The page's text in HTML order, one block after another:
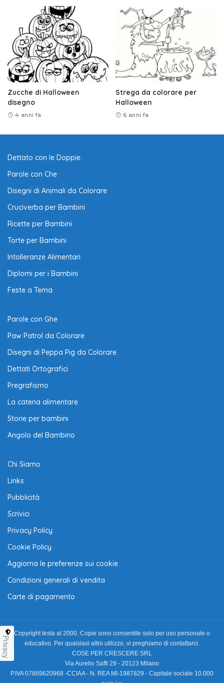
Zucche di Halloween
disegno
4 anni fa
Strega da colorare per
Halloween
6 anni fa
Dettato con le Doppie
Parole con Che
Disegni di Animali da Colorare
Cruciverba per Bambini
Ricette per Bambini
Torte per Bambini
Intolleranze Alimentari
Diplomi per i Bambini
Feste a Tema
Parole con Ghe
Paw Patrol da Colorare
Disegni di Peppa Pig da Colorare
Dettati Ortografici
Pregrafismo
La catena alimentare
Storie per bambini
Angolo del Bambino
Chi Siamo
Links
Pubblicità
Scrivici
Privacy Policy
Cookie Policy
Aggiorna le preferenze sui cookie
Condizioni generali di vendita
Carte di pagamento
Copyright testa al 2000. Copie sono consentite solo per uso personale o
educativo. Per qualsiasi altro utilizzo, vi preghiamo di contattarci.
COSE PER CRESCERE SRL
Via Aurelio Saffi 29 - 20123 Milano
P.IVA 07869620968 -CCIAA - N. REA MI-1987829 - Capitale sociale 10.000
Privacy